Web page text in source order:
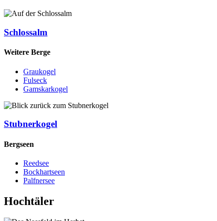
Schlossalm
Weitere Berge
Graukogel
Fulseck
Gamskarkogel
Stubnerkogel
Bergseen
Reedsee
Bockhartseen
Palfnersee
Hochtäler